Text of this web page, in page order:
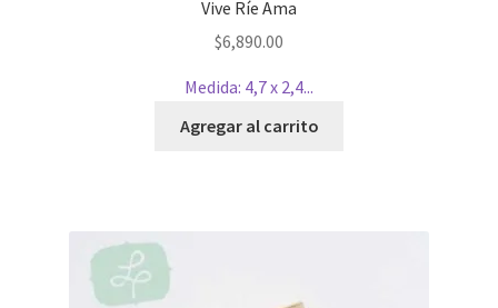
Vive Ríe Ama
$6,890.00
Medida: 4,7 x 2,4...
Agregar al carrito